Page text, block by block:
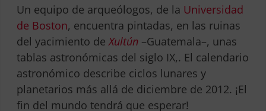
Un equipo de arqueólogos, de la Universidad
de Boston, encuentra pintadas, en las ruinas
del yacimiento deXultún–Guatemala–, unas
tablas astronómicas del siglo IX,. El calendario
astronómico describe ciclos lunares y
planetarios más allá de diciembre de 2012. ¡El
fin del mundo tendrá que esperar!